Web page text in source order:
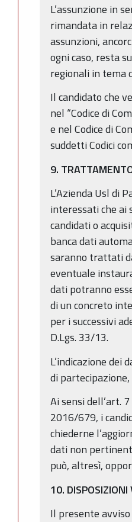
L’assunzione in
rimandata in
assunzioni,
ogni caso, resta
regionali in tema
Il candidato che
nel “Codice di
e nel Codice di
suddetti Codici
9.
L’Azienda Usl di
interessati che ai
candidati o
banca dati
saranno trattati
eventuale
dati potranno
di un concreto
per i successivi
D.Lgs. 33/13.
L’indicazione
di partecipazione,
Ai sensi dell’art.
2016/679, i
chiederne
dati non
può, altresì,
10. DISPOSIZIONI
Il presente